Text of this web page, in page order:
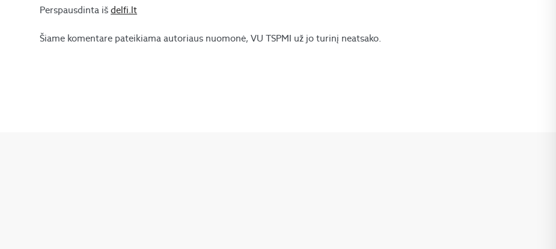
Perspausdinta išdelfi.lt
Šiame komentare pateikiama autoriaus nuomonė, VU TSPMI už jo turinį neatsako.